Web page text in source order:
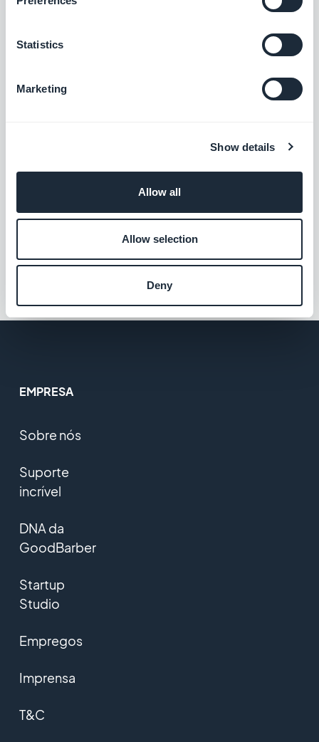
Statistics
Marketing
Show details
Allow all
Allow selection
Deny
Paul-François Simoni, Quarta-Feira 12
GoodBarber? Fevereiro de
Fevereiro 2025
GoodBarber? Janeiro de 2025
EMPRESA
Sobre nós
Suporte
incrível
DNA da
GoodBarber
Startup
Studio
Empregos
Imprensa
T&C